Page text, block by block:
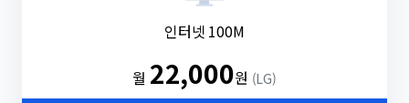
인터넷 100M
월 22,000원 (LG)